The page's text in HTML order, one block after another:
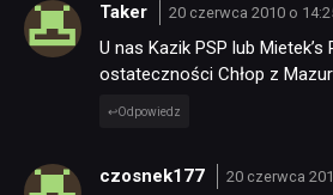
Taker 20 czerwca 2010 o
U nas Kazik PSP lub Mietek’s
ostateczności Chłop z
Odpowiedz
czosnek177 20 czerwca